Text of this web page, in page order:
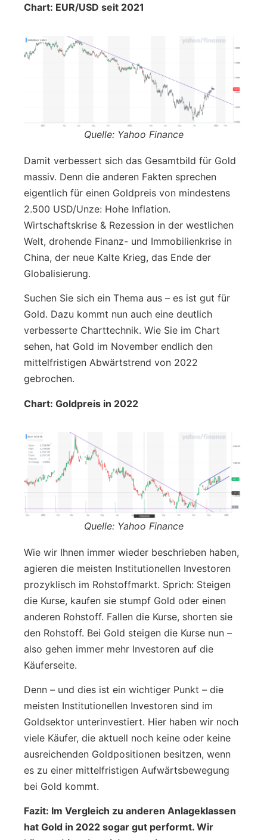
Chart: EUR/USD seit 2021
Quelle: Yahoo Finance
Damit verbessert sich das Gesamtbild für Gold
massiv. Denn die anderen Fakten sprechen
eigentlich für einen Goldpreis von mindestens
2.500 USD/Unze: Hohe Inflation.
Wirtschaftskrise & Rezession in der westlichen
Welt, drohende Finanz- und Immobilienkrise in
China, der neue Kalte Krieg, das Ende der
Globalisierung.
Suchen Sie sich ein Thema aus – es ist gut für
Gold. Dazu kommt nun auch eine deutlich
verbesserte Charttechnik. Wie Sie im Chart
sehen, hat Gold im November endlich den
mittelfristigen Abwärtstrend von 2022
gebrochen.
Chart: Goldpreis in 2022
Quelle: Yahoo Finance
Wie wir Ihnen immer wieder beschrieben haben,
agieren die meisten Institutionellen Investoren
prozyklisch im Rohstoffmarkt. Sprich: Steigen
die Kurse, kaufen sie stumpf Gold oder einen
anderen Rohstoff. Fallen die Kurse, shorten sie
den Rohstoff. Bei Gold steigen die Kurse nun –
also gehen immer mehr Investoren auf die
Käuferseite.
Denn – und dies ist ein wichtiger Punkt – die
meisten Institutionellen Investoren sind im
Goldsektor unterinvestiert. Hier haben wir noch
viele Käufer, die aktuell noch keine oder keine
ausreichenden Goldpositionen besitzen, wenn
es zu einer mittelfristigen Aufwärtsbewegung
bei Gold kommt.
Fazit: Im Vergleich zu anderen Anlageklassen
hat Gold in 2022 sogar gut performt. Wir